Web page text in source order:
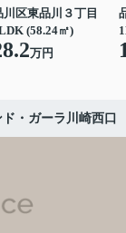
川区東品川３丁目
(58.24㎡)
万円
・ガーラ川崎西口